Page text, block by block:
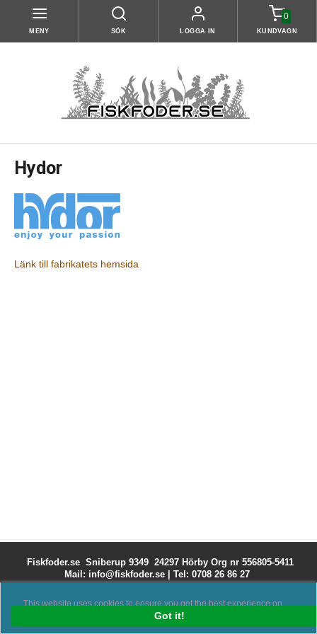
Got it!
This website uses cookies to ensure you get the best experience on
MENY SÖK LOGGA IN
0
KUNDVAGN
Hydor
Länk till fabrikatets hemsida
Fiskfoder.se Sniberup 9349 24297 Hörby Org nr 556805-5411
Mail: info@fiskfoder.se
Tel: 0708 26 86 27